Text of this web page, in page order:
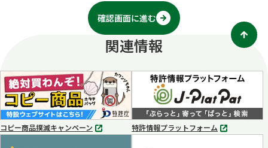
確認画面に進む
関連情報
コピー商品撲滅キャンペーン
別
特許情報プラットフォーム
別